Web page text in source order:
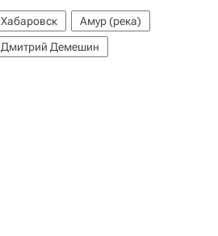
Хабаровск
Амур (река)
Дмитрий Демешин